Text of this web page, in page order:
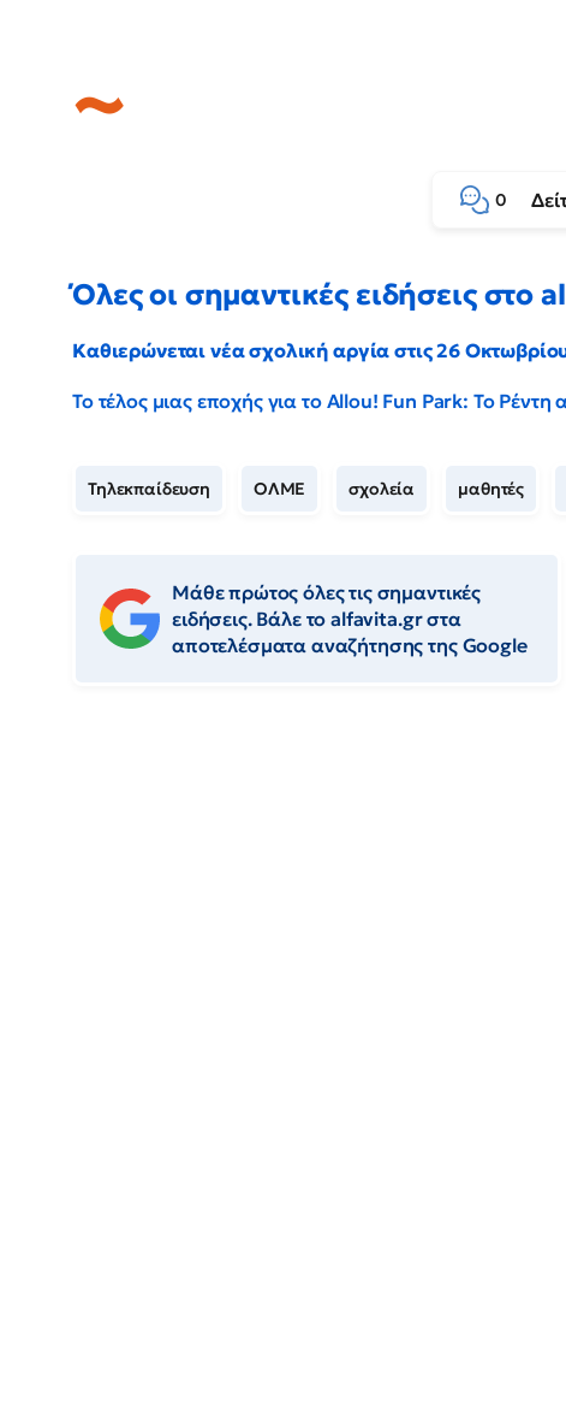
0
Όλες οι σημαντικές ειδήσεις στο
Καθιερώνεται νέα σχολική αργία στις 26
Το τέλος μιας εποχής για το Allou! Fun Park: Το
Τηλεκπαίδευση ΟΛΜΕ σχολεία μαθητές
Μάθε πρώτος όλες τις σημαντικές
ειδήσεις. Βάλε το alfavita.gr στα
αποτελέσματα αναζήτησης της Google